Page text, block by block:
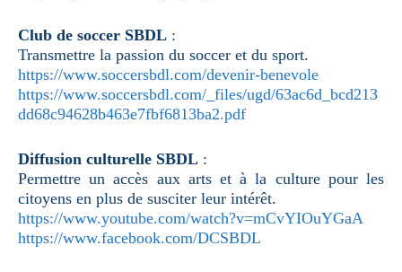
Club de soccer SBDL :
Transmettre la passion du soccer et du sport.
https://www.soccersbdl.com/devenir-benevole
https://www.soccersbdl.com/_files/ugd/63ac6d_bcd213
dd68c94628b463e7fbf6813ba2.pdf
Diffusion culturelle SBDL :
Permettre un accès aux arts et à la culture pour les
citoyens en plus de susciter leur intérêt.
https://www.youtube.com/watch?v=mCvYIOuYGaA
https://www.facebook.com/DCSBDL